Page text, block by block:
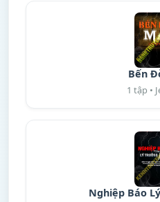
Bến
1 tập •
Nghiệp Báo